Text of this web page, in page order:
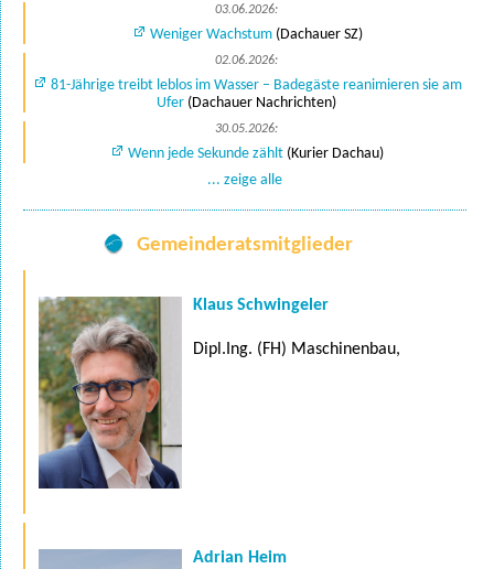
03.06.2026:
Weniger Wachstum(Dachauer SZ)
02.06.2026:
81-Jährige treibt leblos im Wasser – Badegäste reanimieren sie am
Ufer(Dachauer Nachrichten)
30.05.2026:
Wenn jede Sekunde zählt (Kurier Dachau)
... zeige alle
Gemeinderatsmitglieder
Klaus Schwingeler
Dipl.Ing. (FH) Maschinenbau,
Adrian Heim